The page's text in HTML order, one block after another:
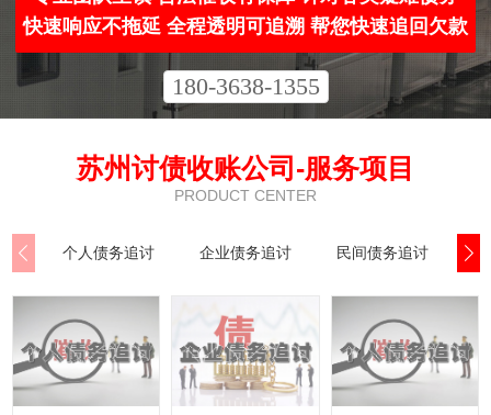
快速响应不拖延 全程透明可追溯 帮您快速追回欠款
180-3638-1355
苏州讨债收账公司-服务项目
PRODUCT CENTER
个人债务追讨 企业债务追讨 民间债务追讨